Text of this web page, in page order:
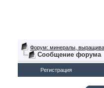
Форум: минералы,
Сообщение форума
Регистрация